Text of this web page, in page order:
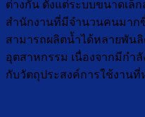
ต่างกัน ตั้งแต่ระบบขนาดเล็
สำนักงานที่มีจำนวนคนมาก
สามารถผลิตน้ำได้หลายพัน
อุตสาหกรรม เนื่องจากมีกำ
กับวัตถุประสงค์การใช้งานที่